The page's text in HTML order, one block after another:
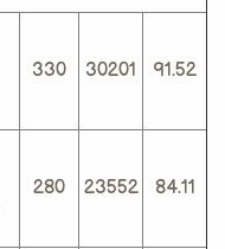
330 30201 91.52
280 23552 84.11